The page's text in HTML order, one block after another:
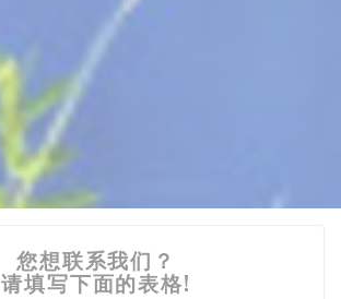
您想联系我们？
请填写下面的表格!